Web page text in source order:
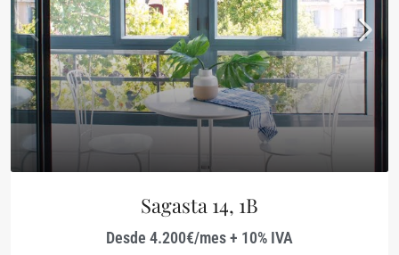
Sagasta 14, 1B
Desde 4.200€/mes + 10% IVA